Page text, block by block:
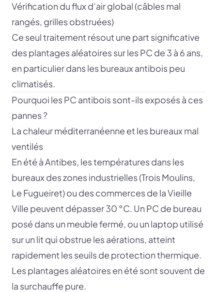
Vérification du flux d’air global (câbles mal
rangés, grilles obstruées)
Ce seul traitement résout une part significative
des plantages aléatoires sur les PC de 3 à 6 ans,
en particulier dans les bureaux antibois peu
climatisés.
Pourquoi les PC antibois sont-ils exposés à ces
pannes ?
La chaleur méditerranéenne et les bureaux mal
ventilés
En été à Antibes, les températures dans les
bureaux des zones industrielles (Trois Moulins,
Le Fugueiret) ou des commerces de la Vieille
Ville peuvent dépasser 30 °C. Un PC de bureau
posé dans un meuble fermé, ou un laptop utilisé
sur un lit qui obstrue les aérations, atteint
rapidement les seuils de protection thermique.
Les plantages aléatoires en été sont souvent de
la surchauffe pure.